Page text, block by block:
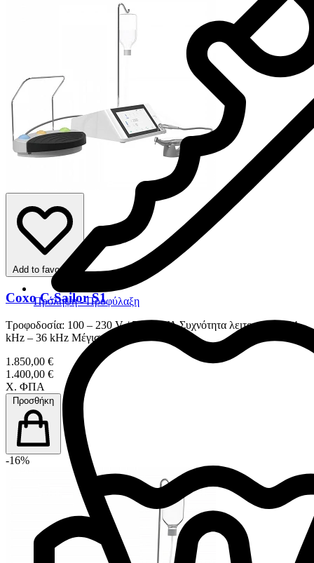
Πρόληψη - Προφύλαξη
Add to favorites
Coxo C-Sailor S1
Τροφοδοσία: 100 – 230 V / 50 Hz VA Συχνότητα λειτουργίας: 24
kHz – 36 kHz Μέγιστ...
1.850,00 €
1.400,00 €
Χ. ΦΠΑ
Προσθήκη
-16%